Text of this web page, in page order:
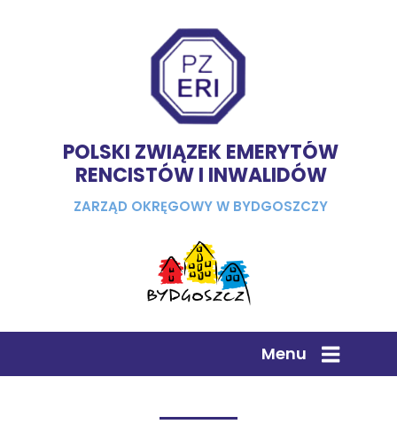
POLSKI ZWIĄZEK EMERYTÓW
RENCISTÓW I INWALIDÓW
ZARZĄD OKRĘGOWY W BYDGOSZCZY
Menu